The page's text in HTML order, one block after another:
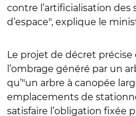
contre l’artificialisation
d’espace", explique le
Le projet de décret
l’ombrage généré par un
qu’"un arbre à canopée
emplacements de
satisfaire l’obligation fixée